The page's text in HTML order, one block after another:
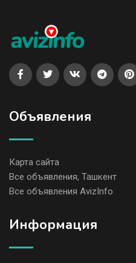
Объявления
Карта сайта
Все объявления, Ташкент
Все объявления AvizInfo
Информация